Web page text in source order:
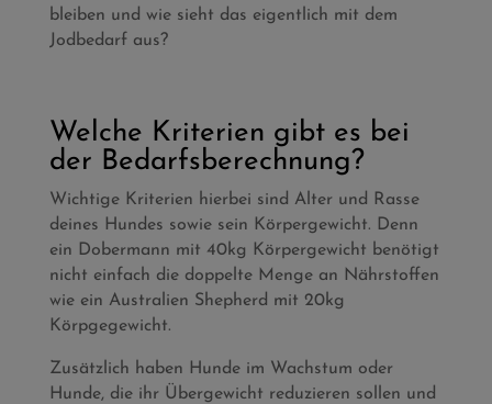
bleiben und wie sieht das eigentlich mit dem
Jodbedarf aus?
Welche Kriterien gibt es bei
der Bedarfsberechnung?
Wichtige Kriterien hierbei sind Alter und Rasse
deines Hundes sowie sein Körpergewicht. Denn
ein Dobermann mit 40kg Körpergewicht benötigt
nicht einfach die doppelte Menge an Nährstoffen
wie ein Australien Shepherd mit 20kg
Körpgegewicht.
Zusätzlich haben Hunde im Wachstum oder
Hunde, die ihr Übergewicht reduzieren sollen und